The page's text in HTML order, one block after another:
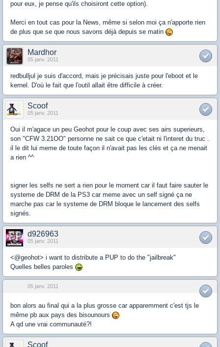
pour eux, je pense qu'ils choisiront cette option).
Merci en tout cas pour la News, même si selon moi ça n'apporte rien
de plus que se que nous savons déjà depuis se matin
Mardhor
05 janv. 2011
redbulljul je suis d'accord, mais je précisais juste pour l'eboot et le
kernel. D'où le fait que l'outil allait être difficile à créer.
Scoof
05 janv. 2011
Oui il m'agace un peu Geohot pour le coup avec ses airs superieurs,
son "CFW 3.21OO" personne ne sait ce que c'etait ni l'interet du truc .
il le dit lui meme de toute façon il n'avait pas les clés et ça ne menait
a rien ^^
signer les selfs ne sert a rien pour le moment car il faut faire sauter le
systeme de DRM de la PS3 car meme avec un self signé ça ne
marche pas car le systeme de DRM bloque le lancement des selfs
signés.
d926963
05 janv. 2011
<@geohot> i want to distribute a PUP to do the "jailbreak"
Quelles belles paroles
05 janv. 2011
bon alors au final qui a la plus grosse car apparemment c'est tjs le
même pb aux pays des bisounours
A qd une vrai communauté?!
Scoof